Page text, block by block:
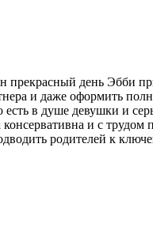
день Эбби
и даже оформить
в душе девушки и
консервативна и с
родителей к